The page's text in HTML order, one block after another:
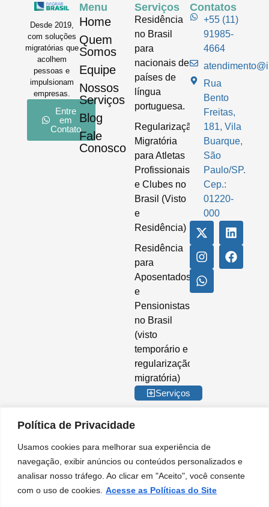
Política de Privacidade
Usamos cookies para melhorar sua experiência de
navegação, exibir anúncios ou conteúdos personalizados e
analisar nosso tráfego. Ao clicar em "Aceito", você consente
com o uso de cookies. Acesse as Políticas do Site
Desde 2019,
com soluções
migratórias que
acolhem
pessoas e
impulsionam
empresas.
Entre
em
Contato
Menu
Home
Quem
Somos
Equipe
Nossos
Serviços
Blog
Fale
Conosco
Serviços
Residência
no Brasil
para
nacionais de
países de
língua
portuguesa.
Regularização
Migratória
para Atletas
Profissionais
e Clubes no
Brasil (Visto
e
Residência)
Residência
para
Aposentados
e
Pensionistas
no Brasil
(visto
temporário e
regularização
migratória)
Serviços
Contatos
+55 (11)
91985-
4664
Rua
Bento
Freitas,
181, Vila
Buarque,
São
Paulo/SP.
Cep.:
01220-
000
35.842.274/0001-02. IMIGRAR BRASIL® é marca registrada no INPI. A
Imigrar Brasil é uma empresa privada de consultoria e assessoria
migratória. Não somos órgão do Governo Brasileiro e não mantemos